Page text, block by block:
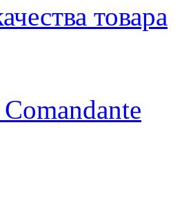
товара